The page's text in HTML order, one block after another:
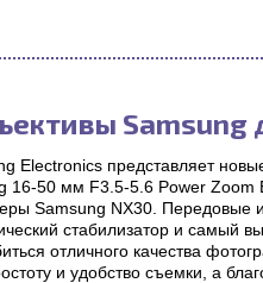
Samsung
Electronics представляет
16-50 мм F3.5-5.6 Power
Samsung NХ30. Передовые
стабилизатор и самый
отличного качества
и удобство съемки, а